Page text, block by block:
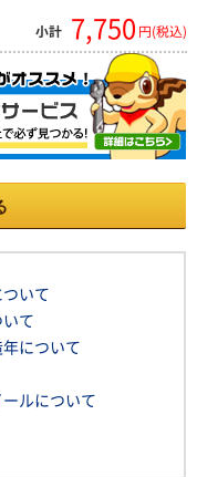
小計 7,750 円(税込)
いて
て
について
ルについて